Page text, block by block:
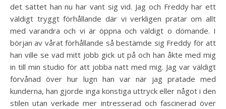
det sättet han nu har vant sig vid. Jag och Freddy har ett
väldigt tryggt förhållande där vi verkligen pratar om allt
med varandra och vi är öppna och väldigt o dömande. I
början av vårat förhållande så bestämde sig Freddy för att
han ville se vad mitt jobb gick ut på och han åkte med mig
in till min studio för att jobba natt med mig. Jag var väldigt
förvånad över hur lugn han var när jag pratade med
kunderna, han gjorde inga konstiga uttryck eller något i den
stilen utan verkade mer intresserad och fascinerad över